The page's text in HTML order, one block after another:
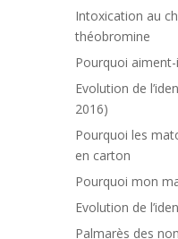
Intoxication au
théobromine
Pourquoi
Evolution de
2016)
Pourquoi les
en carton
Pourquoi mon
Evolution de
Palmarès des